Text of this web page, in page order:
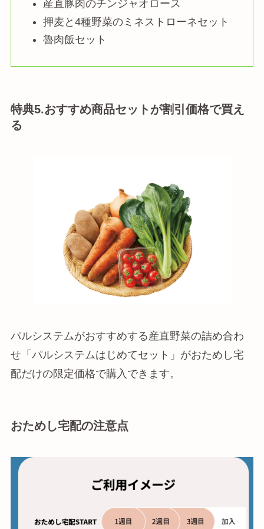
産直豚肉のチンジャオロース
押麦と4種野菜のミネストローネセット
魯肉飯セット
特典5.おすすめ商品セットが割引価格で買え
る
パルシステムがおすすめする産直野菜の詰め合わ
せ「パルシステムはじめてセット」がおためし宅
配だけの限定価格で購入できます。
おためし宅配の注意点